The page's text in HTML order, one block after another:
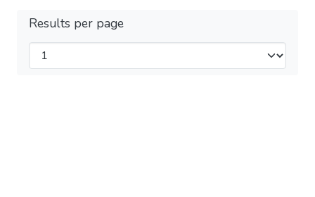
Results per page